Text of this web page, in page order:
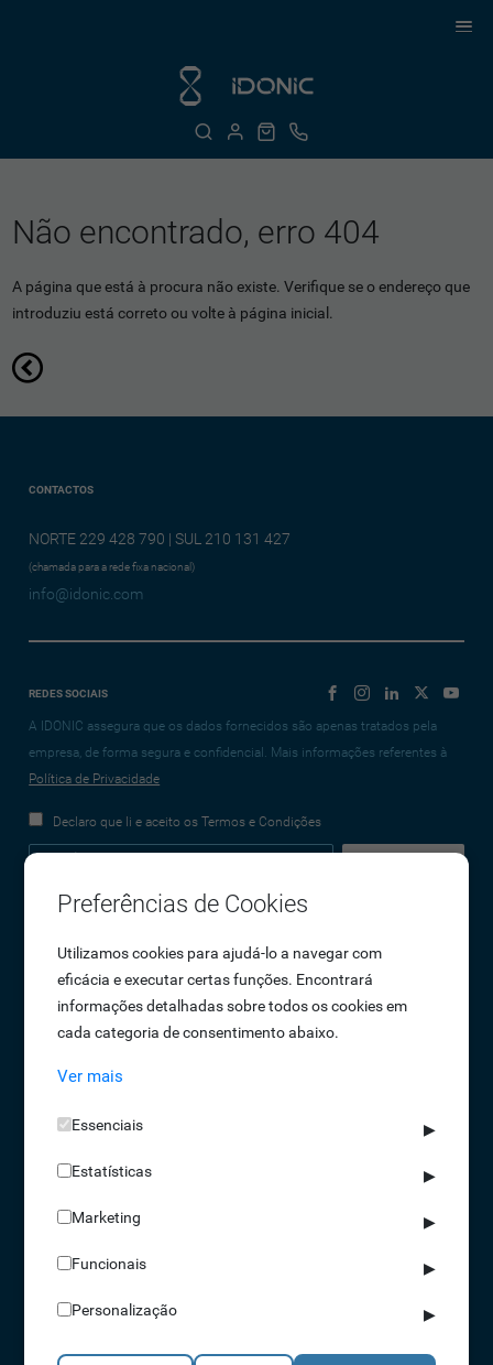
Não encontrado, erro 404
A página que está à procura não existe. Verifique se o endereço que
introduziu está correto ou volte à página inicial.
CONTACTOS
NORTE 229 428 790 | SUL 210 131 427
(chamada para a rede fixa nacional)
info@idonic.com
REDES SOCIAIS
A IDONIC assegura que os dados fornecidos são apenas tratados pela
empresa, de forma segura e confidencial. Mais informações referentes à
Política de Privacidade
Declaro que li e aceito os Termos e Condições
Empresa
Sobre Nós
Oportunidades de Emprego
Termos e Condições
Política de Privacidade
Livro de reclamações
Soluções
Acessos
Torniquetes
Preferências de Cookies
Utilizamos cookies para ajudá-lo a navegar com
eficácia e executar certas funções. Encontrará
informações detalhadas sobre todos os cookies em
cada categoria de consentimento abaixo.
Ver mais
Essenciais ▶
Estatísticas ▶
Marketing ▶
Funcionais ▶
Personalização ▶